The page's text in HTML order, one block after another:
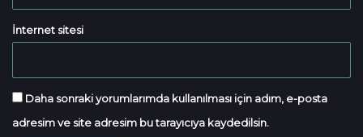
İnternet sitesi
Daha sonraki yorumlarımda kullanılması için adım, e-posta
adresim ve site adresim bu tarayıcıya kaydedilsin.